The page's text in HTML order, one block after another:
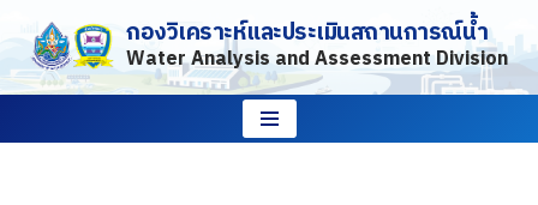
Skip
to
กองวิเคราะห์และประเมินสถานการณ์น้ำ
Water Analysis and Assessment Division